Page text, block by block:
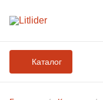
Каталог